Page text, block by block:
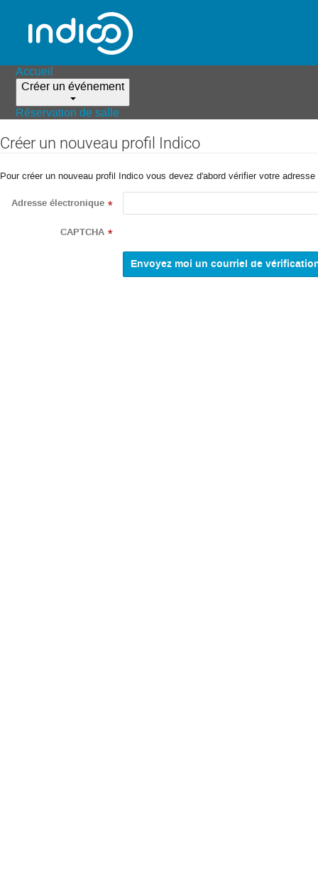
Accueil
Créer un événement
Réservation de salle
Créer un nouveau profil Indico
Pour créer un nouveau profil Indico vous devez d'abord vérifier votre
Adresse électronique *
CAPTCHA *